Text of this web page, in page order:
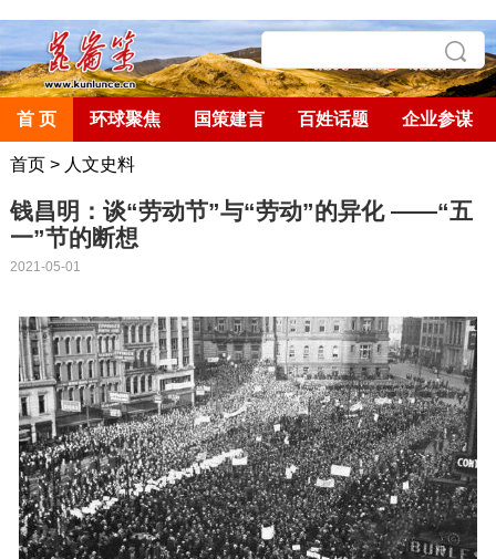
首 页 环球聚焦 国策建言 百姓话题 企业参谋
首页> 人文史料
钱昌明：谈“劳动节”与“劳动”的异化 ——“五
一”节的断想
2021-05-01